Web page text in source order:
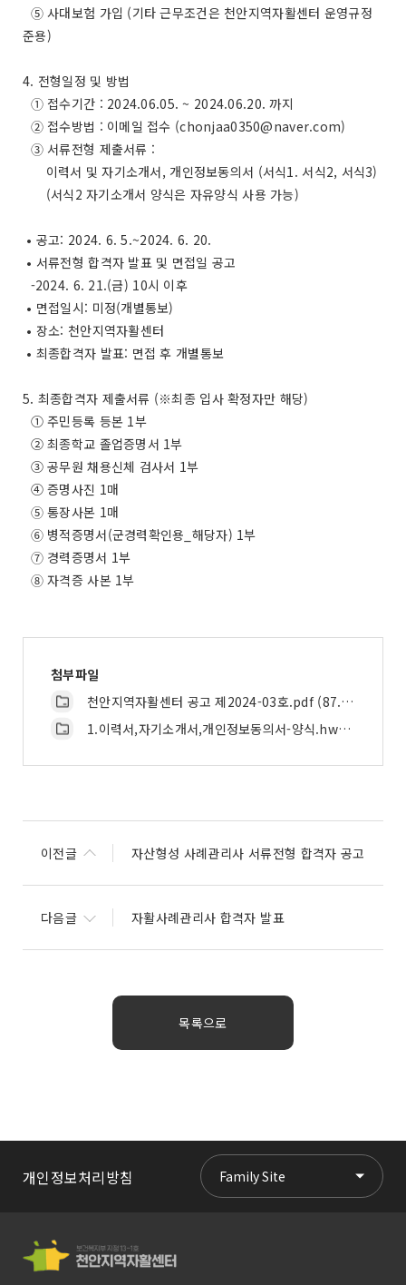
➄ 사대보험 가입 (기타 근무조건은 천안지역자활센터 운영규정
준용)
4. 전형일정 및 방법
➀ 접수기간 : 2024.06.05. ~ 2024.06.20. 까지
➁ 접수방법 : 이메일 접수 (chonjaa0350@naver.com)
➂ 서류전형 제출서류 :
이력서 및 자기소개서, 개인정보동의서 (서식1. 서식2, 서식3)
(서식2 자기소개서 양식은 자유양식 사용 가능)
• 공고: 2024. 6. 5.~2024. 6. 20.
• 서류전형 합격자 발표 및 면접일 공고
-2024. 6. 21.(금) 10시 이후
• 면접일시: 미정(개별통보)
• 장소: 천안지역자활센터
• 최종합격자 발표: 면접 후 개별통보
5. 최종합격자 제출서류 (※최종 입사 확정자만 해당)
① 주민등록 등본 1부
② 최종학교 졸업증명서 1부
③ 공무원 채용신체 검사서 1부
④ 증명사진 1매
➄ 통장사본 1매
➅ 병적증명서(군경력확인용_해당자) 1부
➆ 경력증명서 1부
➇ 자격증 사본 1부
첨부파일
천안지역자활센터 공고 제2024-03호.pdf (87.1K)
1.이력서,자기소개서,개인정보동의서-양식.hwp (106.5K)
이전글 자산형성 사례관리사 서류전형 합격자 공고
다음글 자활사례관리사 합격자 발표
목록으로
개인정보처리방침 Family Site